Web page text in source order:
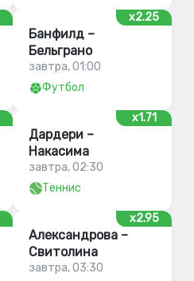
x2.25
Банфилд –
Бельграно
завтра, 01:00
Футбол
x1.71
Дардери –
Накасима
завтра, 02:30
Теннис
x2.95
Александрова –
Свитолина
завтра, 03:30